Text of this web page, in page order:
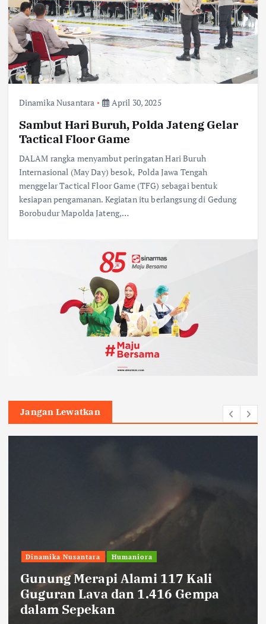
Dinamika Nusantara April 30, 2025
Sambut Hari Buruh, Polda Jateng Gelar
Tactical Floor Game
DALAM rangka menyambut peringatan Hari Buruh
Internasional (May Day) besok, Polda Jawa Tengah
menggelar Tactical Floor Game (TFG) sebagai bentuk
kesiapan pengamanan. Kegiatan itu berlangsung di Gedung
Borobudur Mapolda Jateng,…
Jangan Lewatkan
Dinamika Nusantara Humaniora
Gunung Merapi Alami 117 Kali
Guguran Lava dan 1.416 Gempa
dalam Sepekan